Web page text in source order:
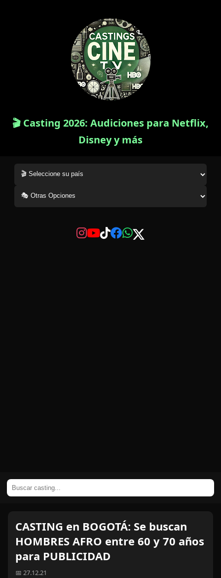
🎬 Casting 2026: Audiciones para Netflix,
Disney y más
CASTING en BOGOTÁ: Se buscan
HOMBRES AFRO entre 60 y 70 años
para PUBLICIDAD
📅 27.12.21